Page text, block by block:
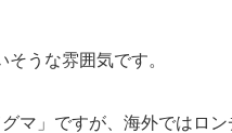
うな雰囲気です。
マ」ですが、海外ではロン